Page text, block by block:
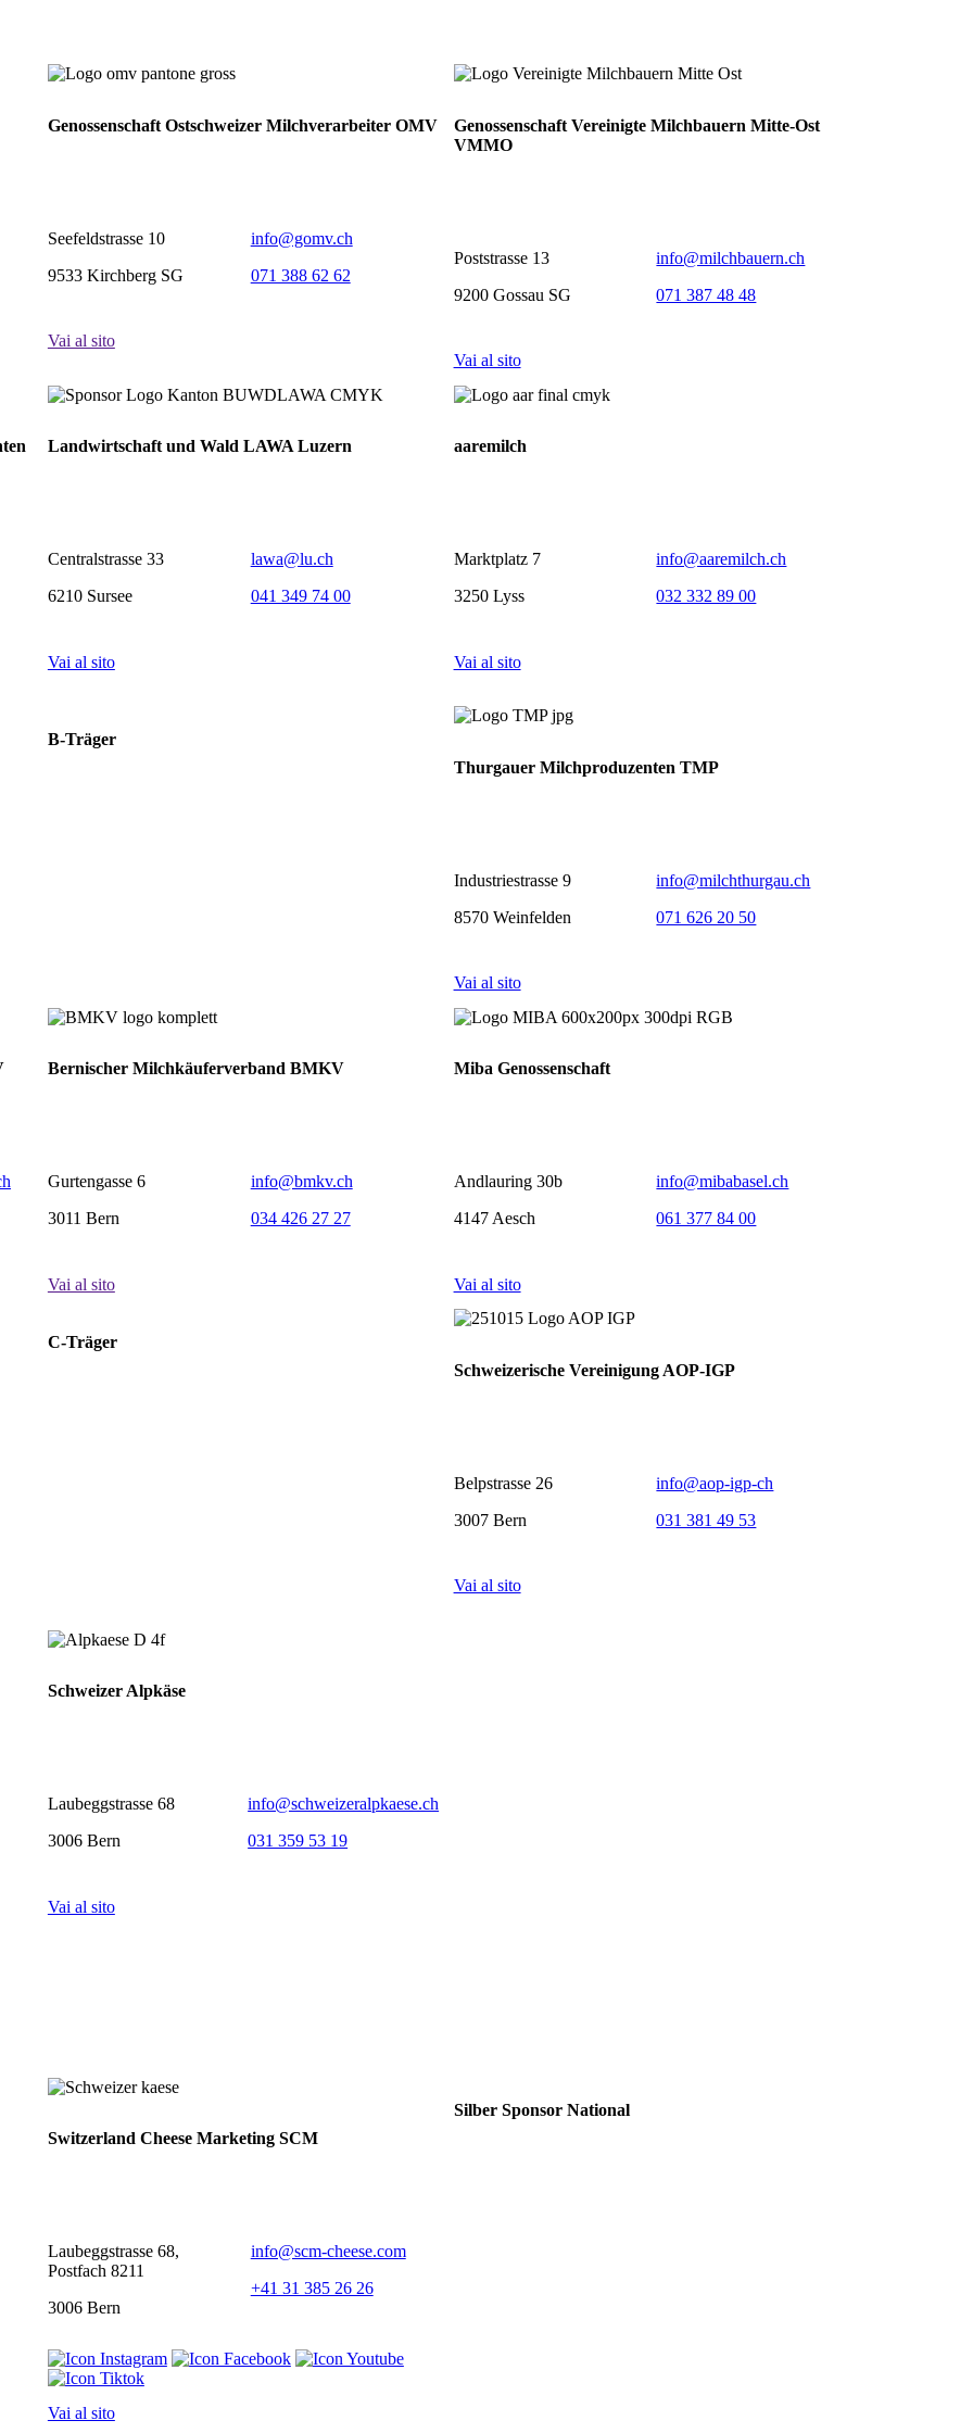
Genossenschaft Ostschweizer Milchverarbeiter OMV
Seefeldstrasse 10
9533 Kirchberg SG
info@gomv.ch
071 388 62 62
Vai al sito
Genossenschaft Vereinigte Milchbauern Mitte-Ost
VMMO
Poststrasse 13
9200 Gossau SG
info@milchbauern.ch
071 387 48 48
Vai al sito
Landwirtschaft und Wald LAWA Luzern
Centralstrasse 33
6210 Sursee
lawa@lu.ch
041 349 74 00
Vai al sito
aaremilch
Marktplatz 7
3250 Lyss
info@aaremilch.ch
032 332 89 00
Vai al sito
B-Träger
Thurgauer Milchproduzenten TMP
Industriestrasse 9
8570 Weinfelden
info@milchthurgau.ch
071 626 20 50
Vai al sito
Bernischer Milchkäuferverband BMKV
Gurtengasse 6
3011 Bern
info@bmkv.ch
034 426 27 27
Vai al sito
Miba Genossenschaft
Andlauring 30b
4147 Aesch
info@mibabasel.ch
061 377 84 00
Vai al sito
C-Träger
Schweizerische Vereinigung AOP-IGP
Belpstrasse 26
3007 Bern
info@aop-igp-ch
031 381 49 53
Vai al sito
Schweizer Alpkäse
Laubeggstrasse 68
3006 Bern
info@schweizeralpkaese.ch
031 359 53 19
Vai al sito
Switzerland Cheese Marketing SCM
Laubeggstrasse 68,
Postfach 8211
3006 Bern
info@scm-cheese.com
+41 31 385 26 26
Vai al sito
Silber Sponsor National